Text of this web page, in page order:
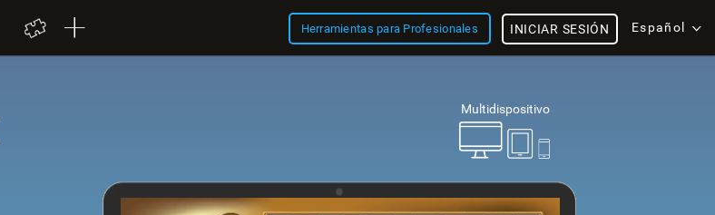
Herramientas para Profesionales Español
INICIAR SESIÓN
Multidispositivo